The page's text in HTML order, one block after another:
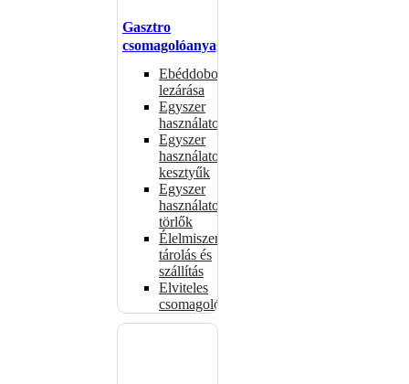
Gasztro
csomagolóanyagok
Ebéddobozok
lezárása
Egyszer
használatos
Egyszer
használatos
kesztyűk
Egyszer
használatos
törlők
Élelmiszer-
tárolás és
szállítás
Elviteles
csomagolóanyagok